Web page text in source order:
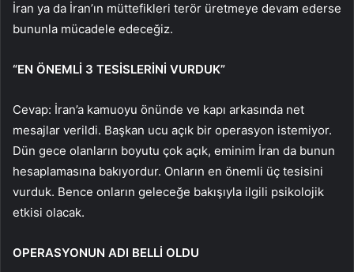
İran ya da İran’ın müttefikleri terör üretmeye devam ederse
bununla mücadele edeceğiz.
“EN ÖNEMLİ 3 TESİSLERİNİ VURDUK”
Cevap: İran’a kamuoyu önünde ve kapı arkasında net
mesajlar verildi. Başkan ucu açık bir operasyon istemiyor.
Dün gece olanların boyutu çok açık, eminim İran da bunun
hesaplamasına bakıyordur. Onların en önemli üç tesisini
vurduk. Bence onların geleceğe bakışıyla ilgili psikolojik
etkisi olacak.
OPERASYONUN ADI BELLİ OLDU